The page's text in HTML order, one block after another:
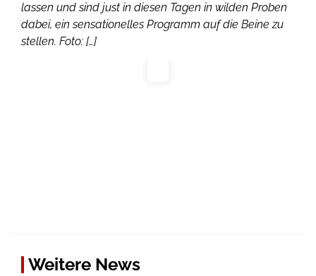
lassen und sind just in diesen Tagen in wilden Proben
dabei, ein sensationelles Programm auf die Beine zu
stellen. Foto: […]
Weitere News